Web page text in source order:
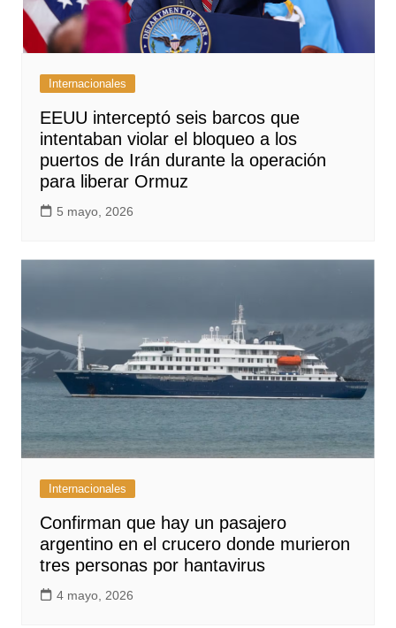
Internacionales
EEUU interceptó seis barcos que
intentaban violar el bloqueo a los
puertos de Irán durante la operación
para liberar Ormuz
5 mayo, 2026
Internacionales
Confirman que hay un pasajero
argentino en el crucero donde murieron
tres personas por hantavirus
4 mayo, 2026